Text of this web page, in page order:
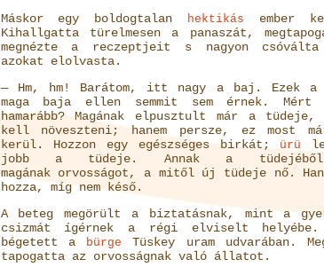
Máskor egy boldogtalan hektikás
ember
Kihallgatta türelmesen a panaszát,
megnézte a reczeptjeit s nagyon
azokat elolvasta.
— Hm, hm! Barátom, itt nagy a baj. Ezek
maga baja ellen semmit sem érnek. Mért
hamarább? Magának elpusztult már a
kell növeszteni; hanem persze, ez most
kerül. Hozzon egy egészséges birkát; ürü
jobb a tüdeje. Annak a
magának orvosságot, a mitől új tüdeje nő.
hozza, míg nem késő.
A beteg megörült a biztatásnak, mint a
csizmát ígérnek a régi elviselt helyébe.
bégetett a bürge
Tüskey uram udvarában.
tapogatta az orvosságnak való állatot.